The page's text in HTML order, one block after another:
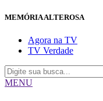
MEMÓRIA ALTEROSA
Agora na TV
TV Verdade
MENU